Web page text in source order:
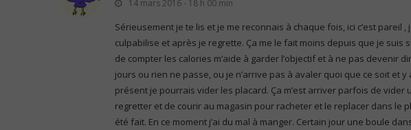
14 mars 2016 - 18 h 00 min
Sérieusement je te lis et je me reconnais à chaque fois, ici c’est pareil
culpabilise et après je regrette. Ça me le fait moins depuis que je suis
de compter les calories m’aide à garder l’objectif et à ne pas devenir
jours ou rien ne passe, ou je n’arrive pas à avaler quoi que ce soit et
présent je pourrais vider les placard. Ça m’est arriver parfois de vider
regretter et de courir au magasin pour racheter et le replacer dans le
été fait. En ce moment j’ai du mal à manger. Certain jour une boule